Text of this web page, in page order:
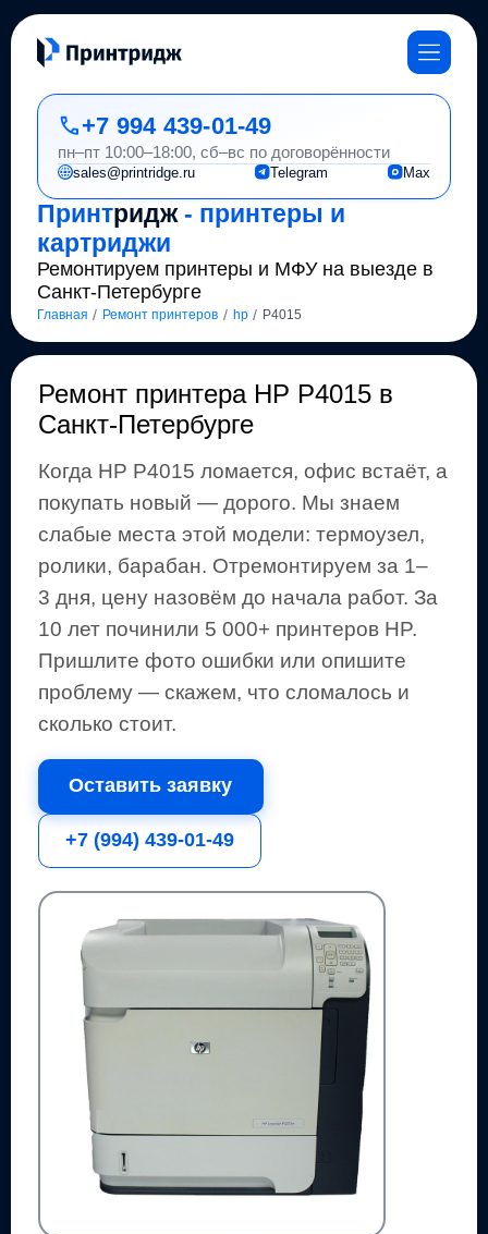
Принтридж- принтеры и
картриджи
Ремонтируем принтеры и МФУ на выезде в
Санкт-Петербурге
Главная / Ремонт принтеров / hp / P4015
+7 994 439-01-49
пн–пт 10:00–18:00, сб–вс по договорённости
sales@printridge.ru Telegram Max
Ремонт принтера HP P4015 в
Санкт-Петербурге
Когда HP P4015 ломается, офис встаёт, а
покупать новый — дорого. Мы знаем
слабые места этой модели: термоузел,
ролики, барабан. Отремонтируем за 1–
3 дня, цену назовём до начала работ. За
10 лет починили 5 000+ принтеровHP.
Пришлите фото ошибки или опишите
проблему — скажем, что сломалось и
сколько стоит.
Оставить заявку
+7 (994) 439-01-49